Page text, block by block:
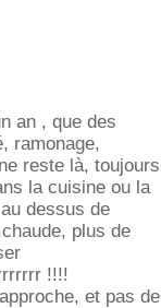
an , que des
ramonage,
reste là, toujours
la cuisine ou la
dessus de
plus de
!!!!
et pas de